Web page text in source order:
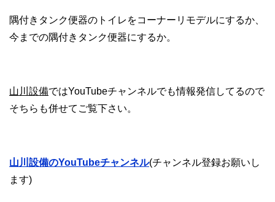
隅付きタンク便器のトイレをコーナーリモデルにするか、
今までの隅付きタンク便器にするか。
山川設備ではYouTubeチャンネルでも情報発信してるので
そちらも併せてご覧下さい。
山川設備のYouTubeチャンネル(チャンネル登録お願いし
ます)